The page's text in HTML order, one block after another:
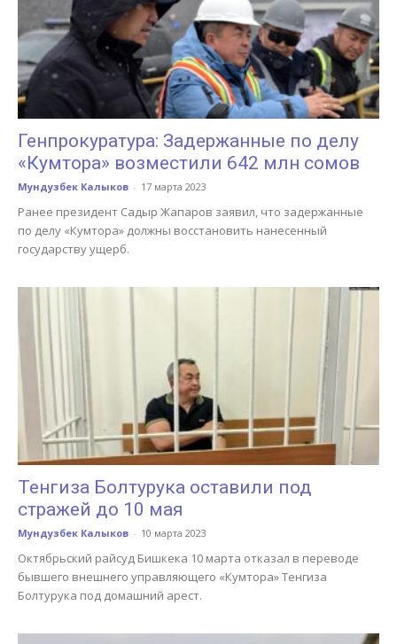
Генпрокуратура: Задержанные по делу
«Кумтора» возместили 642 млн сомов
Мундузбек Калыков - 17 марта 2023
Ранее президент Садыр Жапаров заявил, что задержанные
по делу «Кумтора» должны восстановить нанесенный
государству ущерб.
Тенгиза Болтурука оставили под
стражей до 10 мая
Мундузбек Калыков - 10 марта 2023
Октябрьский райсуд Бишкека 10 марта отказал в переводе
бывшего внешнего управляющего «Кумтора» Тенгиза
Болтурука под домашний арест.